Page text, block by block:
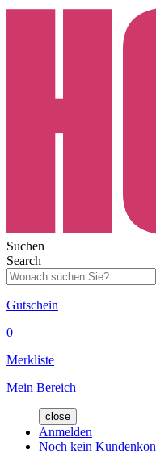
Suchen
Search
Gutschein
0
Merkliste
Mein Bereich
close
Anmelden
Noch kein